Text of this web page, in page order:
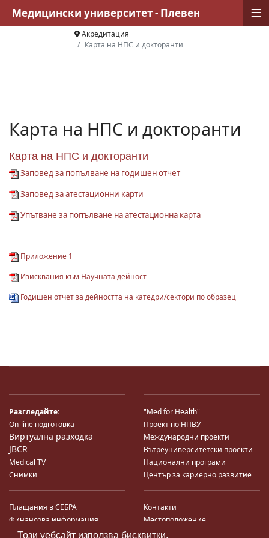
Този уебсайт използва бисквитки.
Акредитация
Карта на НПС и докторанти
Карта на НПС и докторанти
Карта на НПС и докторанти
Заповед за попълване на годишен отчет
Заповед за атестационни карти
Упътване за попълване на атестационна карта
Приложение 1
Изисквания към Научната дейност
Годишен отчет за дейността на катедри/сектори по образец
Разгледайте:
On-line подготовка
Виртуална разходка
JBCR
Medical TV
Снимки
"Med for Health"
Проект по НПВУ
Международни проекти
Вътреуниверситетски проекти
Национални програми
Център за кариерно развитие
Плащания в СЕБРА
Финансова информация
Система за финансово упр-е и
Контакти
Местоположение
Карта на сайта
Медицински университет - Плевен ≡